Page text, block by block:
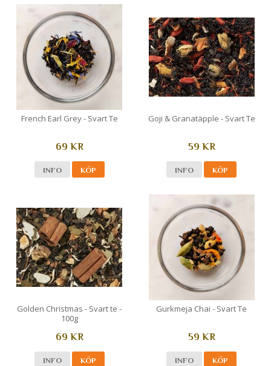
French Earl Grey - Svart Te
69 KR
INFO KÖP
Goji & Granatäpple - Svart Te
59 KR
INFO KÖP
Golden Christmas - Svart te -
100g
69 KR
INFO KÖP
Gurkmeja Chai - Svart Te
59 KR
INFO KÖP